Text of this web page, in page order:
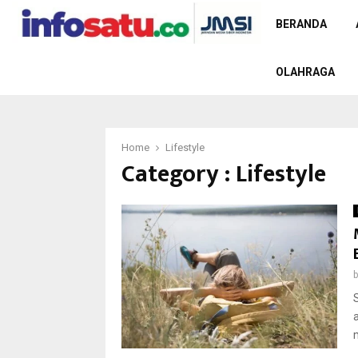
BERANDA
OLAHRAGA
Home Lifestyle
Category : Lifestyle